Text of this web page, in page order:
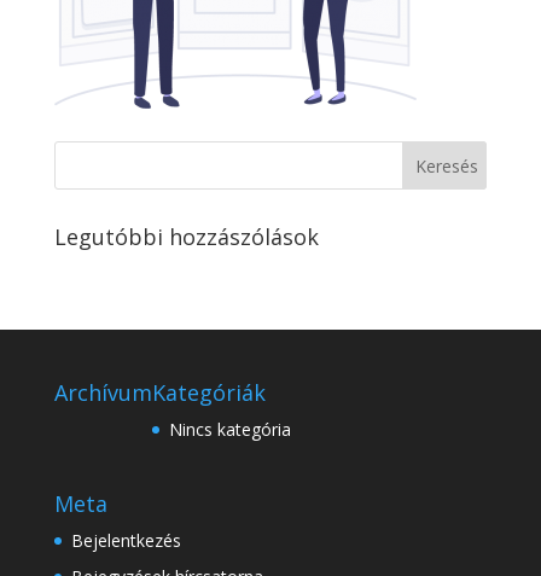
Legutóbbi hozzászólások
ArchívumKategóriák
Nincs kategória
Meta
Bejelentkezés